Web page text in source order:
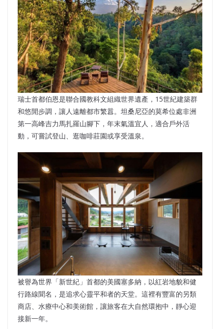
瑞士首都伯恩是聯合國教科文組織世界遺產，15世紀建築群
和悠閒步調，讓人遠離都市繁囂。坦桑尼亞的莫希位處非洲
第一高峰吉力馬扎羅山腳下，年末氣溫宜人，適合戶外活
動，可嘗試登山、逛咖啡莊園或享受溫泉。
被譽為世界「新世紀」首都的美國塞多納，以紅岩地貌和健
行路線聞名，是追求心靈平和者的天堂。這裡有豐富的另類
商店、水療中心和美術館，讓旅客在大自然環抱中，靜心迎
接新一年。